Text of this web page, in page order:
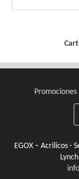
Promociones
EGOX – Acrilicos -